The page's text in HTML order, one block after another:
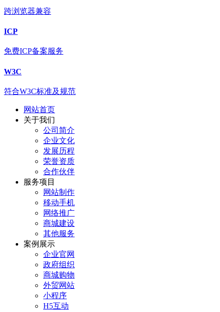
跨浏览器兼容
ICP
免费ICP备案服务
W3C
符合W3C标准及规范
网站首页
关于我们
公司简介
企业文化
发展历程
荣誉资质
合作伙伴
服务项目
网站制作
移动手机
网络推广
商城建设
其他服务
案例展示
企业官网
政府组织
商城购物
外贸网站
小程序
H5互动